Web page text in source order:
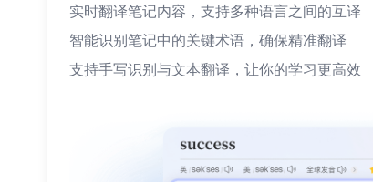
实时翻译笔记内容，支持多种语言之间的互译
智能识别笔记中的关键术语，确保精准翻译
支持手写识别与文本翻译，让你的学习更高效